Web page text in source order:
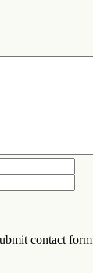
contact form